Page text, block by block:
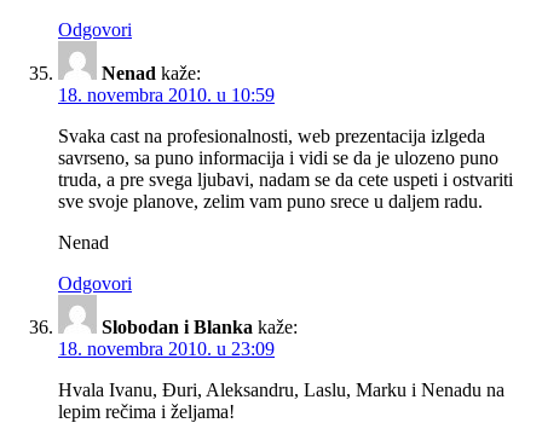
Odgovori
Nenad kaže:
18. novembra 2010. u 10:59
Svaka cast na profesionalnosti, web prezentacija izlgeda
savrseno, sa puno informacija i vidi se da je ulozeno puno
truda, a pre svega ljubavi, nadam se da cete uspeti i ostvariti
sve svoje planove, zelim vam puno srece u daljem radu.
Nenad
Odgovori
Slobodan i Blanka kaže:
18. novembra 2010. u 23:09
Hvala Ivanu, Đuri, Aleksandru, Laslu, Marku i Nenadu na
lepim rečima i željama!